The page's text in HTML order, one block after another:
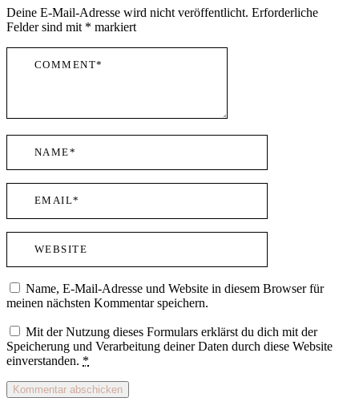
Deine E-Mail-Adresse wird nicht veröffentlicht. Erforderliche
Felder sind mit * markiert
Name, E-Mail-Adresse und Website in diesem Browser für
meinen nächsten Kommentar speichern.
Mit der Nutzung dieses Formulars erklärst du dich mit der
Speicherung und Verarbeitung deiner Daten durch diese Website
einverstanden. *